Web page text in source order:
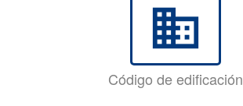
business
Código de edificación